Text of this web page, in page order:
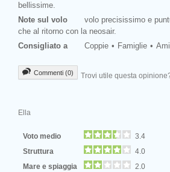
bellissime.
Note sul volo
volo precisissimo e
che al ritorno con la neosair.
Consigliato a
Coppie Famiglie
Commenti (0) Trovi utile questa
Ella
Voto medio
3.4
Struttura
4.0
Mare e spiaggia
2.0